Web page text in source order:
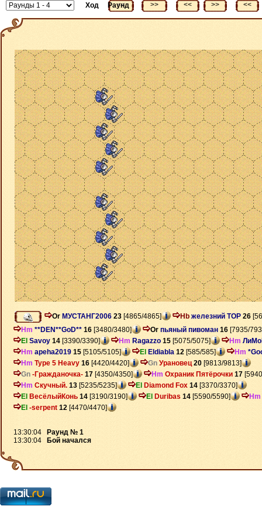
<< >> <<
Ход >> <<
Раунд
Or МУСТАНГ2006 23 [4865/4865] Hb железний ТОР 26
Hm **DEN**GoD** 16 [3480/3480] Or пьяный пивоман 16 [7935/
El Savoy 14 [3390/3390] Hm Ragazzo 15 [5075/5075] Hm
Hm apeha2019 15 [5105/5105] El Eldiabla 12 [585/585] Hm
Hm Type 5 Heavy 16 [4420/4420] Gn Урановец 20 [9813/9813]
Gn -Гражданочка- 17 [4350/4350] Hm Охраник Пятёрочки 17
Hm Скучный. 13 [5235/5235] El Diamond Fox 14 [3370/3370]
El ВесёлыйКонь 14 [3190/3190] El Duribas 14 [5590/5590]
Hm
El -serpent 12 [4470/4470]
13:30:04
Раунд № 1
13:30:04
Бой начался